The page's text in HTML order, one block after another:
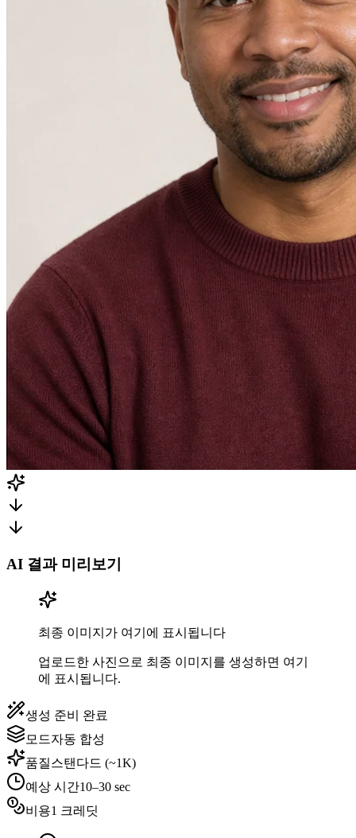
AI 결과 미리보기
최종 이미지가 여기에 표시됩니다
업로드한 사진으로 최종 이미지를 생성하면 여기
에 표시됩니다.
생성 준비 완료
모드자동 합성
품질스탠다드 (~1K)
예상 시간10–30 sec
비용1 크레딧